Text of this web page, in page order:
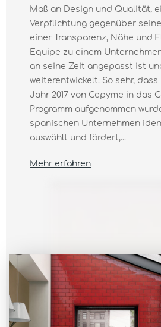
Maß an Design und Qualität,
Verpflichtung gegenüber
einer Transparenz, Nähe und
Equipe zu einem
an seine Zeit angepasst ist
weiterentwickelt. So sehr,
Jahr 2017 von Cepyme in das
Programm aufgenommen
spanischen Unternehmen
auswählt und fördert,...
Mehr erfahren